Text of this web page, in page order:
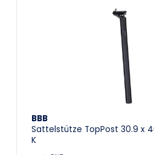
BBB
Sattelstütze TopPost 30.9 x
K